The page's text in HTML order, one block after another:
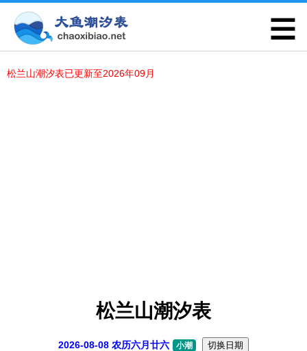
松兰山潮汐表已更新至2026年09月
松兰山潮汐表
2026-08-08 农历六月廿六 小潮 切换日期